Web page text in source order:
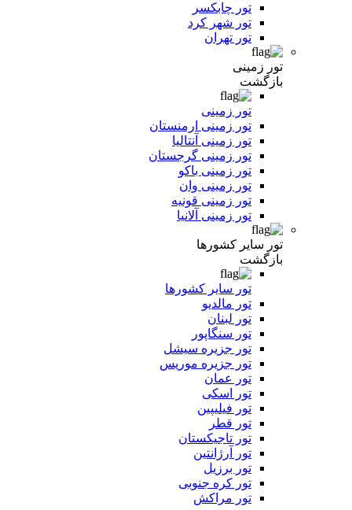
تور چابکسر
تور شهر کرد
تور تهران
تور زمینی
بازگشت
تور زمینی
تور زمینی ارمنستان
تور زمینی آنتالیا
تور زمینی گرجستان
تور زمینی باکو
تور زمینی وان
تور زمینی قونیه
تور زمینی آلانیا
تور سایر کشورها
بازگشت
تور سایر کشورها
تور مالدیو
تور لبنان
تور سنگاپور
تور جزیره سیشل
تور جزیره موریس
تور عمان
تور اسکی
تور فیلیپین
تور قطر
تور تاجیکستان
تور آرژانتین
تور برزیل
تور کره جنوبی
تور مراکش